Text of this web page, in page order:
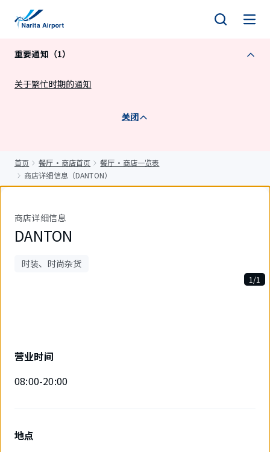
重要通知（1）
关于繁忙时期的通知
关闭
首页 餐厅・商店首页
餐厅・商店一览表
商店详细信息（DANTON）
商店详细信息
DANTON
时装、时尚杂货
件。
1/1
营业时间
08:00-20:00
地点